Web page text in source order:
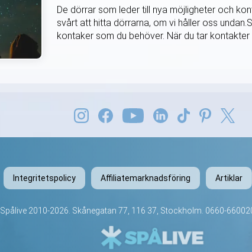
De dörrar som leder till nya möjligheter och
svårt att hitta dörrarna, om vi håller oss
kontaker som du behöver. När du tar
Integritetspolicy Affiliatemarknadsföring Artiklar
Spålive2010-2026. Skånegatan 77, 116 37, Stockholm. 0660-